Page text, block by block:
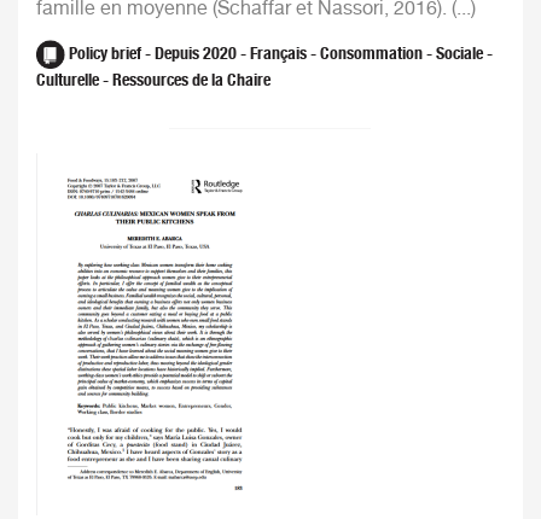
famille en moyenne (Schaffar et Nassori, 2016). (...)
Policy brief - Depuis 2020 - Français - Consommation - Sociale -
Culturelle - Ressources de la Chaire